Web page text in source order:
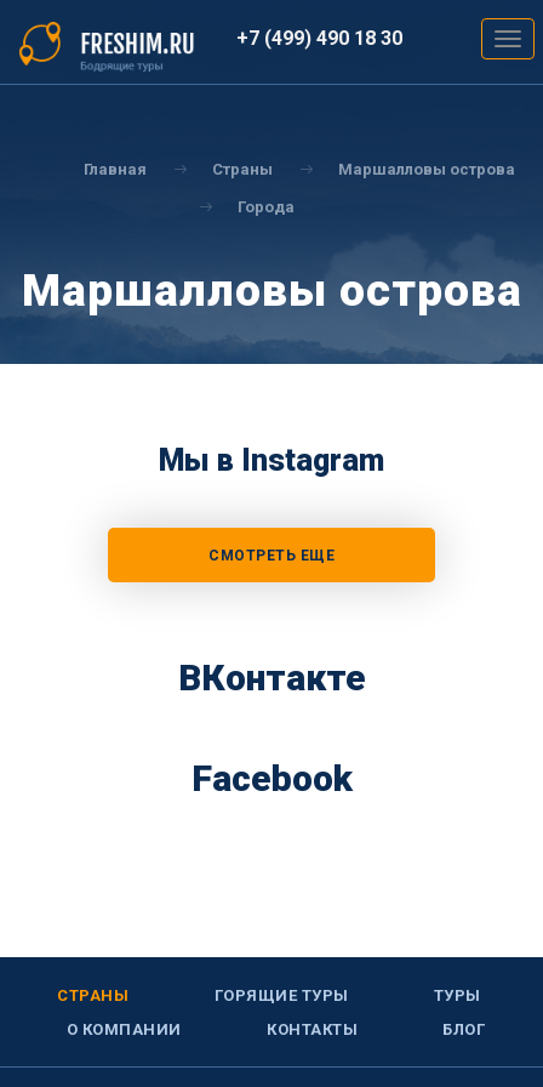
основному
содержанию
+7 (499) 490 18 30
Главная Страны Маршалловы острова
Города
Маршалловы острова
Мы в Instagram
СМОТРЕТЬ ЕЩЕ
ВКонтакте
Facebook
СТРАНЫ ГОРЯЩИЕ ТУРЫ
ТУРЫ
О КОМПАНИИ
КОНТАКТЫ БЛОГ